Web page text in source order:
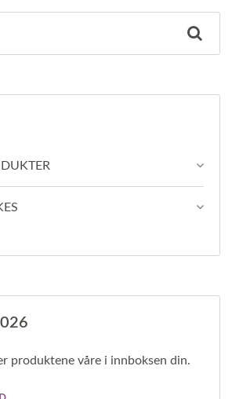
produktene våre i innboksen din.